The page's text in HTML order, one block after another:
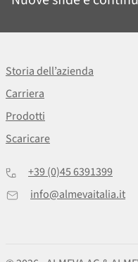
Storia dell’azienda
Carriera
Prodotti
Scaricare
+39 (0)45 6391399
info@almevaitalia.it